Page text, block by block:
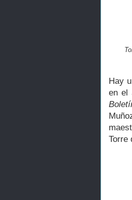
Hay
en el
Torre